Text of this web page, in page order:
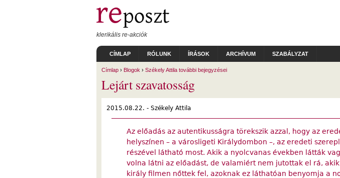
klerikális re-akciók
CÍMLAP RÓLUNK ÍRÁSOK ARCHÍVUM SZABÁLYZAT
Címlap › Blogok › Székely Attila további bejegyzései
Lejárt szavatosság
2015.08.22. - Székely Attila
Az előadás az autentikusságra törekszik azzal, hogy az
helyszínen – a városligeti Királydombon –, az eredeti
részével látható most. Akik a nyolcvanas években látták
volna látni az előadást, de valamiért nem jutottak el rá, akik
király filmen nőttek fel, azoknak ez láthatóan benyomja a